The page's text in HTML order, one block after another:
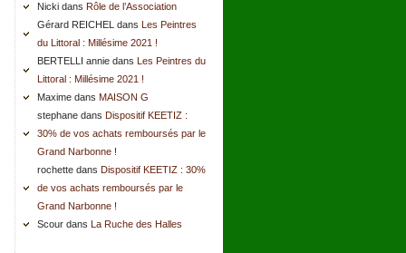
Nicki dans Rôle de l’Association
Gérard REICHEL dans Les Peintres
du Littoral : Millésime 2021 !
BERTELLI annie dans Les Peintres du
Littoral : Millésime 2021 !
Maxime dans MAISON G
stephane dans Dispositif KEETIZ :
30% de vos achats remboursés par le
Grand Narbonne !
rochette dans Dispositif KEETIZ : 30%
de vos achats remboursés par le
Grand Narbonne !
Scour dans La Ruche des Halles